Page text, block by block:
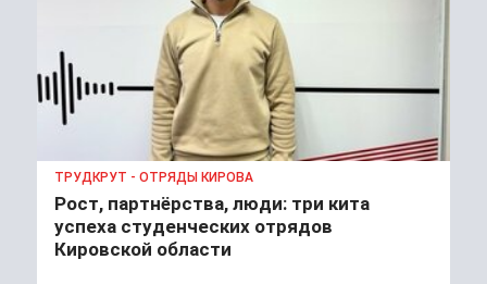
ТРУДКРУТ - ОТРЯДЫ КИРОВА
Рост, партнёрства, люди: три кита
успеха студенческих отрядов
Кировской области